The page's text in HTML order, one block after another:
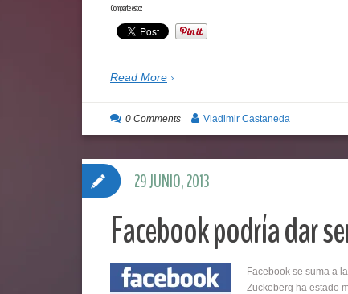
Comparte esto:
Read More
0 Comments Vladimir Castaneda
Facebook podría dar
Facebook se suma a
Zuckeberg ha estado
29 JUNIO, 2013